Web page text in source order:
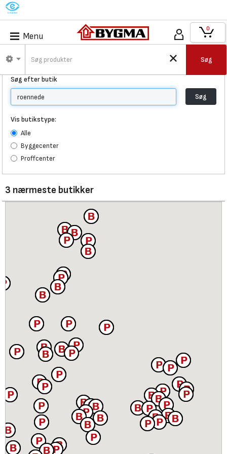
M
Menu
Søg
0
Find Bygma
Søg efter butik
Søg
Vis butikstype:
Alle
Byggecenter
Proffcenter
3 nærmeste butikker